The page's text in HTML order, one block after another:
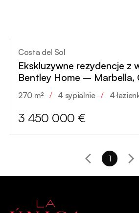
Costa del Sol
Ekskluzywne rezydencje z
Bentley Home – Marbella,
270 m² / 4 sypialnie / 4
3 450 000 €
1